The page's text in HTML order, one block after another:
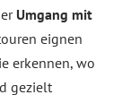
Umgang mit
eignen
erkennen, wo
gezielt